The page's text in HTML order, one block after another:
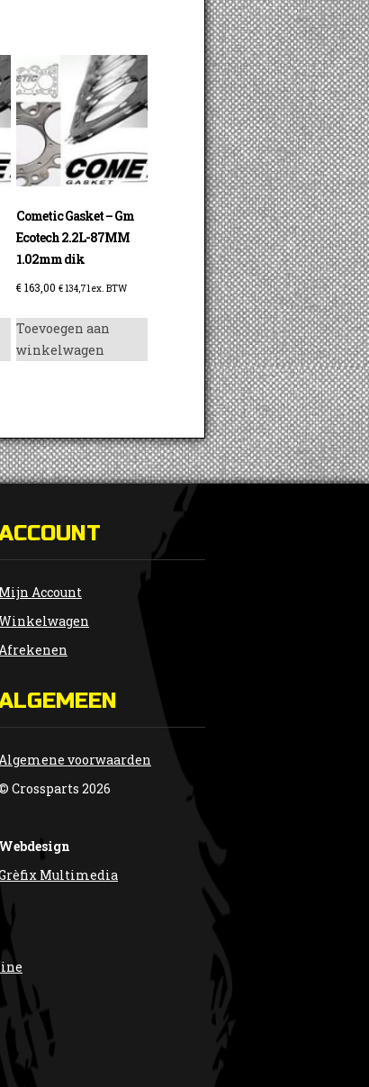
Cometic Gasket – Gm
Ecotech 2.2L-87MM
1.02mm dik
€163,00 €134,71 ex. BTW
Toevoegen aan
winkelwagen
Mijn Account
Afrekenen
Algemene voorwaarden
Crossparts 2026
Webdesign
Multimedia